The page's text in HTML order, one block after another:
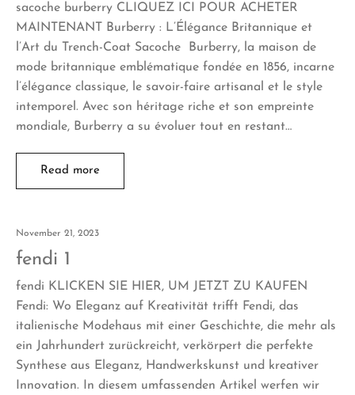
sacoche burberry CLIQUEZ ICI POUR ACHETER
MAINTENANT Burberry : L’Élégance Britannique et
l’Art du Trench-Coat Sacoche Burberry, la maison de
mode britannique emblématique fondée en 1856, incarne
l’élégance classique, le savoir-faire artisanal et le style
intemporel. Avec son héritage riche et son empreinte
mondiale, Burberry a su évoluer tout en restant…
Read more
November 21, 2023
fendi 1
fendi KLICKEN SIE HIER, UM JETZT ZU KAUFEN
Fendi: Wo Eleganz auf Kreativität trifft Fendi, das
italienische Modehaus mit einer Geschichte, die mehr als
ein Jahrhundert zurückreicht, verkörpert die perfekte
Synthese aus Eleganz, Handwerkskunst und kreativer
Innovation. In diesem umfassenden Artikel werfen wir